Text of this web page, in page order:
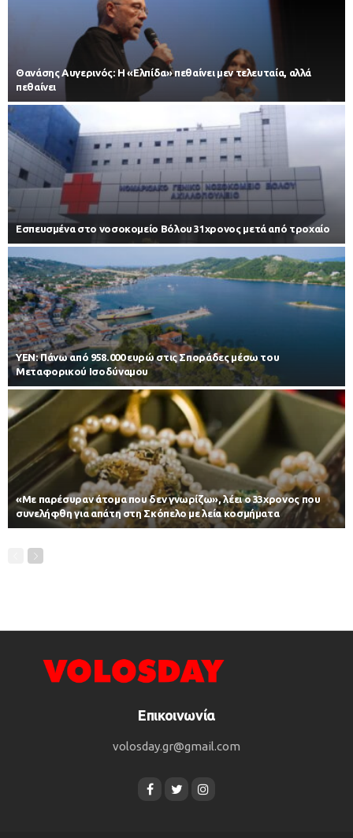
Θανάσης Αυγερινός: Η «Ελπίδα» πεθαίνει μεν τελευταία, αλλά
πεθαίνει
Εσπευσμένα στο νοσοκομείο Βόλου 31χρονος μετά από τροχαίο
ΥΕΝ: Πάνω από 958.000 ευρώ στις Σποράδες μέσω του
Μεταφορικού Ισοδύναμου
«Με παρέσυραν άτομα που δεν γνωρίζω», λέει ο 33χρονος που
συνελήφθη για απάτη στη Σκόπελο με λεία κοσμήματα
Επικοινωνία
volosday.gr@gmail.com